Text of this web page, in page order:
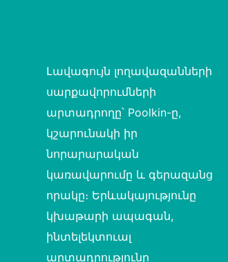
Լավագույն լողավազանների
սարքավորումների
արտադրողը՝ Poolkin-ը,
կշարունակի իր
նորարարական
կառավարումը և գերազանց
որակը։ Երևակայությունը
կխաթարի ապագան,
ինտելեկտուալ
արտադրությունը